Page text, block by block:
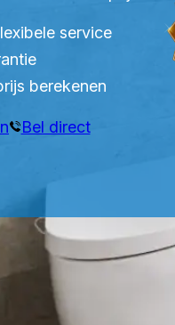
service
berekenen
Bel direct